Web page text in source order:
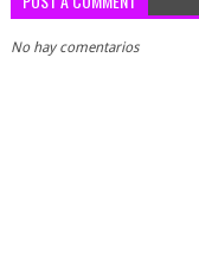
No hay comentarios